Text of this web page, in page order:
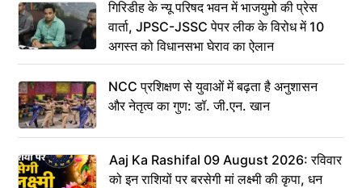
गिरिडीह के न्यू परिषद भवन में भाजयुमो की प्रेस
वार्ता, JPSC-JSSC पेपर लीक के विरोध में 10
अगस्त को विधानसभा घेराव का ऐलान
NCC प्रशिक्षण से युवाओं में बढ़ता है अनुशासन
और नेतृत्व का गुण: डॉ. जी.एन. खान
Aaj Ka Rashifal 09 August 2026: रविवार
को इन राशियों पर बरसेगी मां लक्ष्मी की कृपा, धन